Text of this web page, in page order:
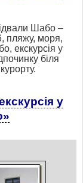
Шабо –
пляжу, моря,
екскурсія у
біля
у